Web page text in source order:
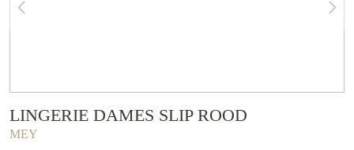
LINGERIE DAMES SLIP ROOD
MEY